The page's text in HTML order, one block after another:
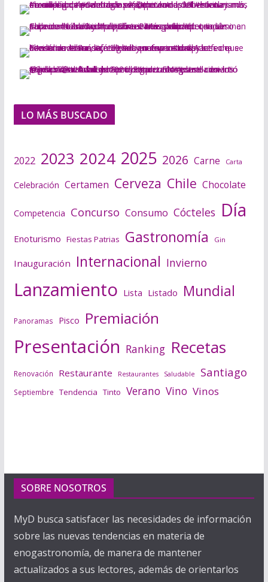
LO MÁS BUSCADO
2022 2023 2024 2025 2026 Carne Carta
Celebración Certamen Cerveza Chile Chocolate
Competencia Concurso Consumo Cócteles Día
Enoturismo Fiestas Patrias Gastronomía Gin
Inauguración Internacional Invierno
Lanzamiento Lista Listado Mundial
Panoramas Pisco Premiación
Presentación Ranking Recetas
Renovación Restaurante Restaurantes Saludable Santiago
Septiembre Tendencia Tinto Verano Vino Vinos
SOBRE NOSOTROS
MyD busca satisfacer las necesidades de información
sobre las nuevas tendencias en materia de
enogastronomía, de manera de mantener
actualizados a sus lectores, además de orientarlos